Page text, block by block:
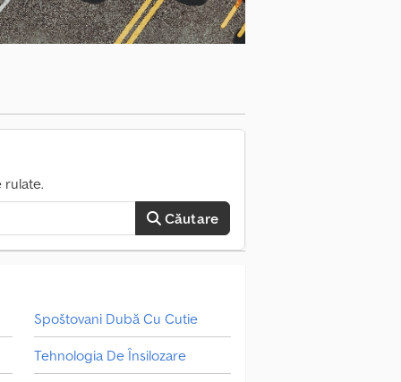
rulate.
Căutare
Spoštovani Dubă Cu Cutie
Tehnologia De Însilozare